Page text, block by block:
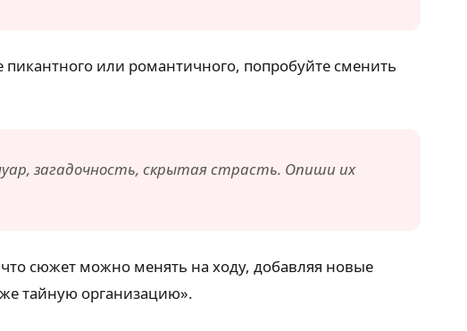
пикантного или романтичного, попробуйте сменить
загадочность, скрытая страсть. Опиши их
сюжет можно менять на ходу, добавляя новые
тайную организацию».